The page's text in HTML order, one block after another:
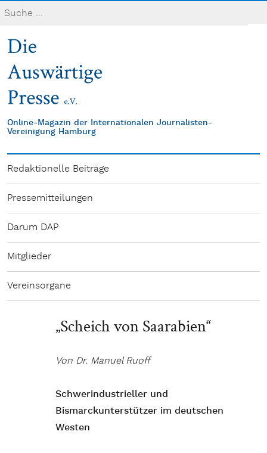
Online-Magazin der Internationalen Journalisten-
Vereinigung Hamburg
Redaktionelle Beiträge
Pressemitteilungen
Darum DAP
Mitglieder
Vereinsorgane
„Scheich von Saarabien“
Von Dr. Manuel Ruoff
Schwerindustrieller und
Bismarckunterstützer im deutschen
Westen